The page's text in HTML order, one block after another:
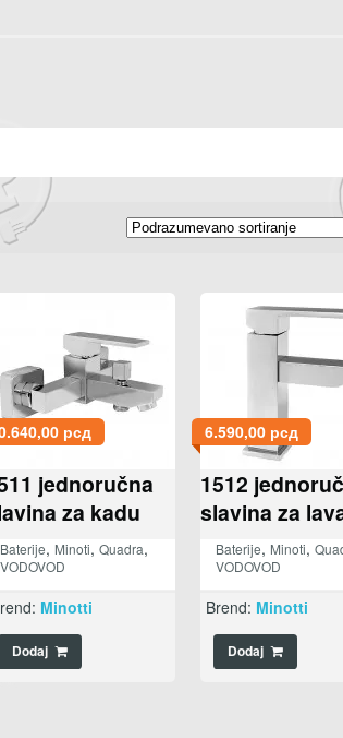
рсд
jednoručna
za kadu
Baterije, Minoti, Quadra,
VODOVOD
Minotti
Dodaj
6.590,00 рсд
1512
slavina za
Baterije, Minoti,
VODOVOD
Brend: Minotti
Dodaj